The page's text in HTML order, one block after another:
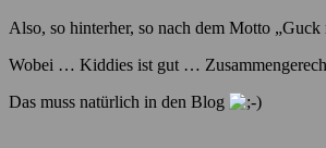
Also, so hinterher, so nach dem Motto „Guck
Wobei … Kiddies ist gut …
Das muss natürlich in den Blog